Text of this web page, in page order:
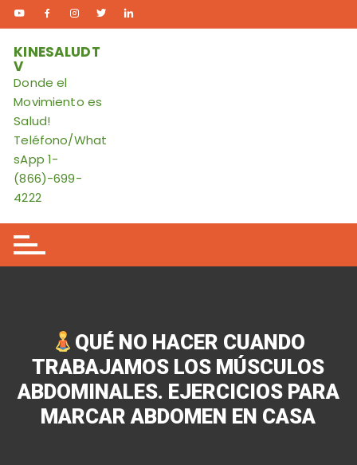
Skip
to
content
KINESALUDT
V
Donde el
Movimiento es
Salud!
Teléfono/What
sApp 1-
(866)-699-
4222
QUÉ NO HACER CUANDO
TRABAJAMOS LOS MÚSCULOS
ABDOMINALES. EJERCICIOS PARA
MARCAR ABDOMEN EN CASA